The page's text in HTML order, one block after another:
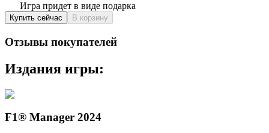
Игра придет в виде подарка
Купить сейчас В корзину
Отзывы покупателей
Издания игры:
F1® Manager 2024